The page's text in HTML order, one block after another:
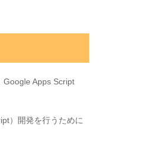
Google Apps Script
）開発を行うために